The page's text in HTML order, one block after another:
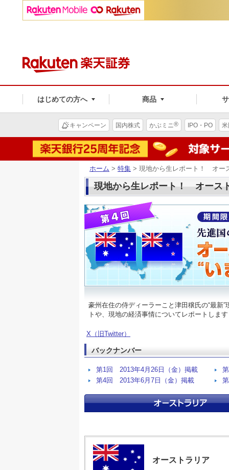
はじめての方へ 商品
キャンペーン 国内株式 かぶミニ® IPO・PO
ホーム > 特集 > 現地から生レポート！ オー
現地から生レポート！ オース
豪州在住の侍ディーラーこと津田穣氏の“最新
トや、現地の経済事情についてレポートしま
X（旧Twitter）
バックナンバー
第1回 2013年4月26日（金）掲載
第4回 2013年6月7日（金）掲載
オーストラリア